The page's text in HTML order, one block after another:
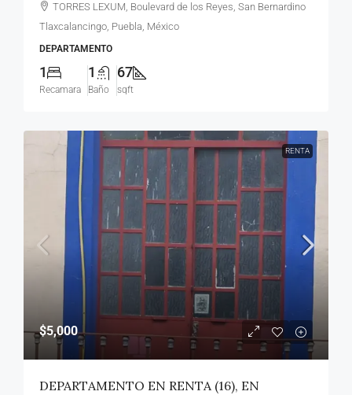
TORRES LEXUM, Boulevard de los Reyes, San Bernardino
Tlaxcalancingo, Puebla, México
DEPARTAMENTO
1
Recamara
1
Baño
67
sqft
RENTA
$5,000
DEPARTAMENTO EN RENTA (16), EN